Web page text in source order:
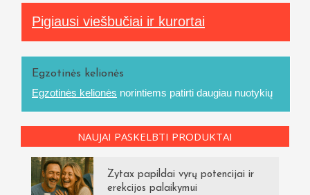
Pigiausi viešbučiai ir kurortai
Egzotinės kelionės
Egzotinės kelionės norintiems patirti daugiau nuotykių
NAUJAI PASKELBTI PRODUKTAI
Zytax papildai vyrų potencijai ir
erekcijos palaikymui